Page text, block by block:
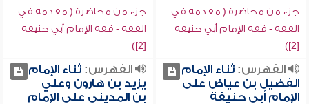
جزء من محاضرة ( مقدمة في
الفقه - فقه الإمام أبي حنيفة
[2])
جزء من محاضرة ( مقدمة في
الفقه - فقه الإمام أبي حنيفة
[2])
الفهرس:ثناء الإمام
الفضيل بن عياض على
الإمام أبي حنيفة
الفهرس:ثناء الإمام
يزيد بن هارون وعلي
بن المديني على الإمام